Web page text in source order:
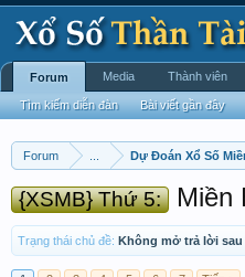
Forum Dự Đoán Xổ Số
{XSMB} Thứ 5: Miền
Trạng thái chủ đề: Không mở trả lời sau
Forum
Tìm kiếm diễn đàn Bài viết gần đây
Media Thành viên